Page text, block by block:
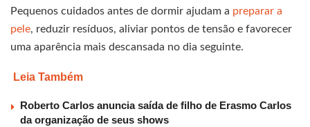
Pequenos cuidados antes de dormir ajudam a preparar a
pele, reduzir resíduos, aliviar pontos de tensão e favorecer
uma aparência mais descansada no dia seguinte.
Leia Também
Roberto Carlos anuncia saída de filho de Erasmo Carlos
da organização de seus shows